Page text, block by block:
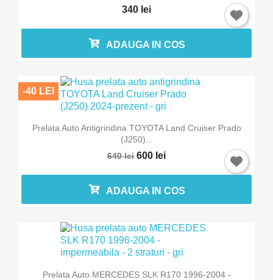
340 lei
ADAUGA IN COS
Prelata Auto Antigrindina TOYOTA Land Cruiser Prado
(J250)...
640 lei 600 lei
-40 LEI
ADAUGA IN COS
Prelata Auto MERCEDES SLK R170 1996-2004 -